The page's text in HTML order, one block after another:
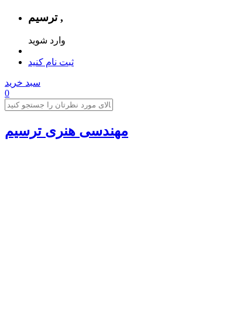
ترسیم ,
وارد شوید
ثبت نام کنید
سبد خرید
0
مهندسی هنری ترسیم